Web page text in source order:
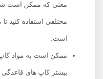
معنی که ممکن است شما
مختلفی استفاده کنید تا
است.
ممکن است به مواد کاپ
بیشتر کاپ های قاعدگی از